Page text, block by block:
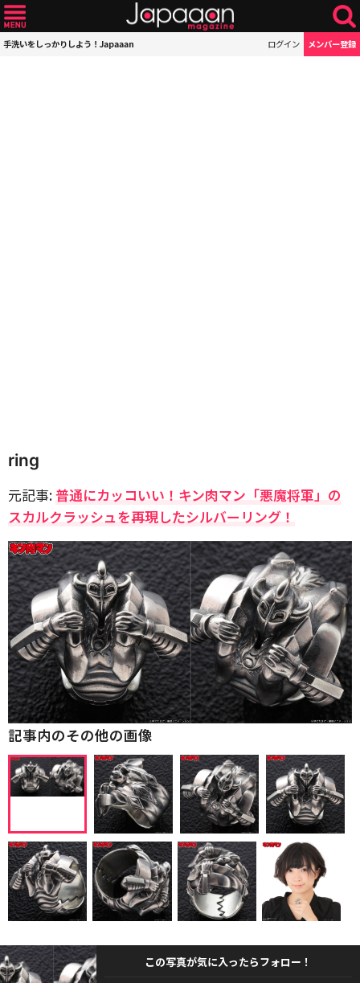
手洗いをしっかりしよう！Japaaan ログイン メンバー登録
ring
元記事:普通にカッコいい！キン肉マン「悪魔将軍」の
スカルクラッシュを再現したシルバーリング！
記事内のその他の画像
この写真が気に入ったらフォロー！